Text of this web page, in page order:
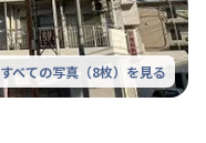
すべての写真（8枚）を見る